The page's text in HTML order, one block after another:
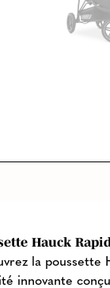
Hauck
la poussette
innovante